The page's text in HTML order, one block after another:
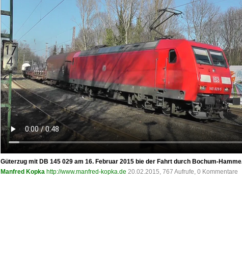
Güterzug mit DB 145 029 am 16. Februar 2015 bie der Fahrt durch Bochum-
Manfred Kopka http://www.manfred-kopka.de 20.02.2015, 767 Aufrufe, 0 Kommentare